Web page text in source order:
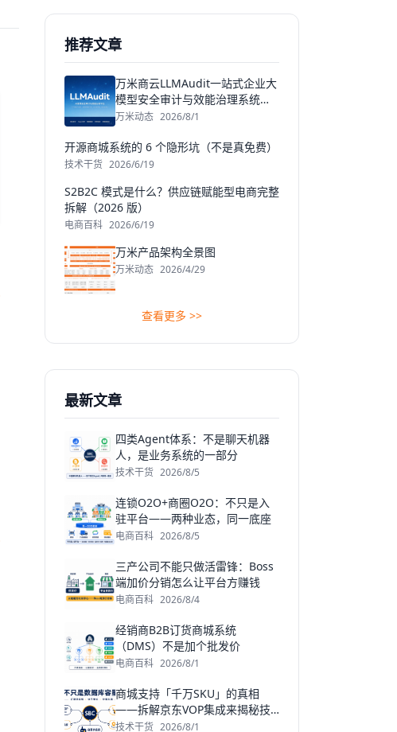
推荐文章
万米商云LLMAudit一站式企业大
模型安全审计与效能治理系统发
布
万米动态 2026/8/1
开源商城系统的 6 个隐形坑（不是真免费）
技术干货 2026/6/19
S2B2C 模式是什么？供应链赋能型电商完整
拆解（2026 版）
电商百科 2026/6/19
万米产品架构全景图
万米动态 2026/4/29
查看更多 >>
最新文章
四类Agent体系：不是聊天机器
人，是业务系统的一部分
技术干货 2026/8/5
连锁O2O+商圈O2O：不只是入
驻平台——两种业态，同一底座
电商百科 2026/8/5
三产公司不能只做活雷锋：Boss
端加价分销怎么让平台方赚钱
电商百科 2026/8/4
经销商B2B订货商城系统
（DMS）不是加个批发价
电商百科 2026/8/1
商城支持「千万SKU」的真相
——拆解京东VOP集成来揭秘技
术原理和那些坑
技术干货 2026/8/1